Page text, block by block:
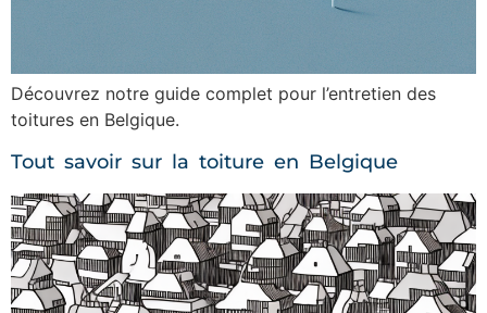
Découvrez notre guide complet pour l’entretien des
toitures en Belgique.
Tout savoir sur la toiture en Belgique